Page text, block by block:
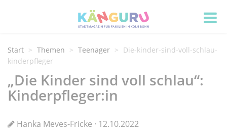
Start Themen Teenager
Die-kinder-sind-voll-schlau-
kinderpfleger
„Die Kinder sind voll schlau“:
Kinderpfleger:in
Hanka Meves-Fricke · 12.10.2022